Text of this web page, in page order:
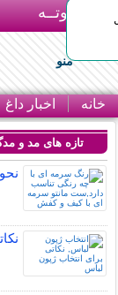
بـیتوتــه
منو
خانه اخبار داغ
تازه های مد و